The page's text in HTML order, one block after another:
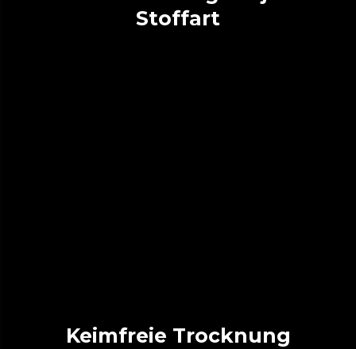
Stoffart
Keimfreie Trocknung